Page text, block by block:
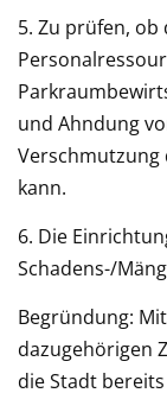
5. Zu prüfen,
und Ahndung
Verschmutzung
kann.
6. Die
Schadens-/
Begründung:
dazugehörigen
die Stadt